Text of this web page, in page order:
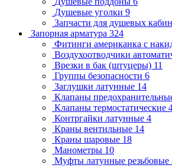
Душевые уголки 9
Запчасти для душевых кабин
Запорная арматура 324
Фитинги американка с
Воздухоотводчики
Врезки в бак (штуцеры) 11
Группы безопасности 6
Заглушки латунные 14
Клапаны
Клапаны термостатические
Контргайки латунные 4
Краны вентильные 14
Краны шаровые 18
Манометры 10
Муфты латунные резьбовые